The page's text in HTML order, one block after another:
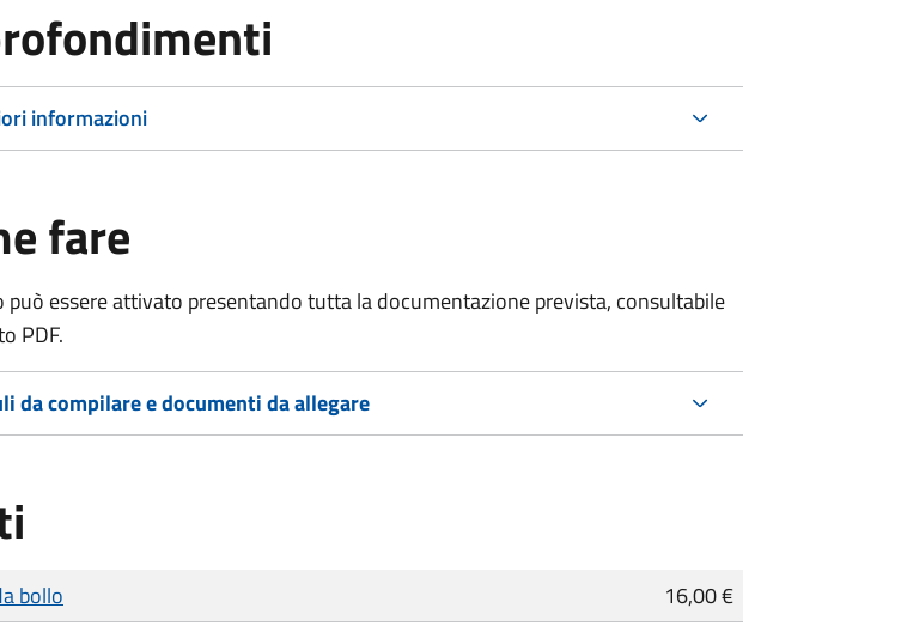
informazioni
fare
può essere attivato presentando tutta la documentazione prevista, consultabile
PDF.
da compilare e documenti da allegare
bollo 16,00 €